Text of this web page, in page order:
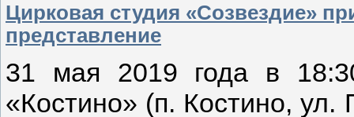
Цирковая студия «Созвездие»
представление
31 мая 2019 года в
«Костино» (п. Костино, ул.